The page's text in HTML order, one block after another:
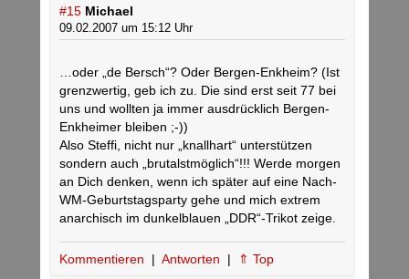
#15 Michael
09.02.2007 um 15:12 Uhr
…oder „de Bersch“? Oder Bergen-Enkheim? (Ist
grenzwertig, geb ich zu. Die sind erst seit 77 bei
uns und wollten ja immer ausdrücklich Bergen-
Enkheimer bleiben ;-))
Also Steffi, nicht nur „knallhart“ unterstützen
sondern auch „brutalstmöglich“!!! Werde morgen
an Dich denken, wenn ich später auf eine Nach-
WM-Geburtstagsparty gehe und mich extrem
anarchisch im dunkelblauen „DDR“-Trikot zeige.
Kommentieren | Antworten | ⇑ Top